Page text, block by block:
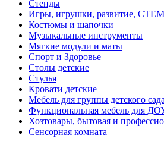
Стенды
Игры, игрушки, развитие, СТЕМ
Костюмы и шапочки
Музыкальные инструменты
Мягкие модули и маты
Спорт и Здоровье
Столы детские
Стулья
Кровати детские
Мебель для группы детского
Функциональная мебель для
Хозтовары, бытовая и
Сенсорная комната